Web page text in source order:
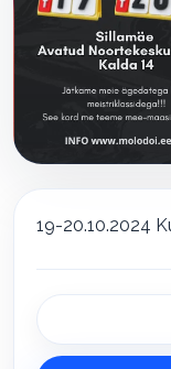
19-20.10.2024